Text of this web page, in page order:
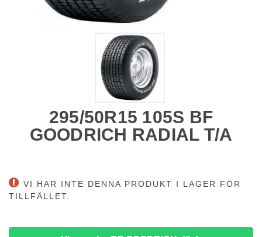
295/50R15 105S BF
GOODRICH RADIAL T/A
VI HAR INTE DENNA PRODUKT I LAGER FÖR
TILLFÄLLET.